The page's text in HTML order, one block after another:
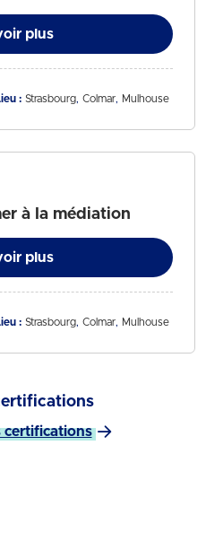
plus
: Strasbourg Colmar Mulhouse
à la médiation
plus
: Strasbourg Colmar Mulhouse
certifications